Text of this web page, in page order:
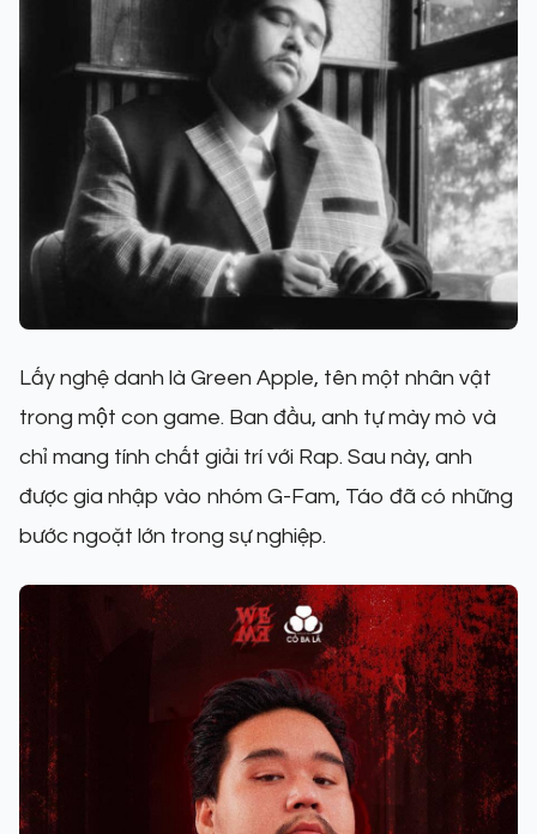
Lấy nghệ danh là Green Apple, tên một nhân vật
trong một con game. Ban đầu, anh tự mày mò và
chỉ mang tính chất giải trí với Rap. Sau này, anh
được gia nhập vào nhóm G-Fam, Táo đã có những
bước ngoặt lớn trong sự nghiệp.